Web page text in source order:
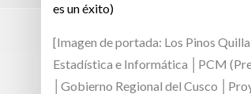
es un éxito)
[Imagen de portada: Los Pinos
Estadística e Informática │PCM
│Gobierno Regional del Cusco